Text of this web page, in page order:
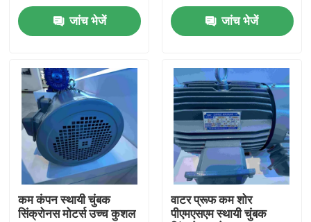
गुणवत्ता नियंत्रण
संपर्क करें
एक उद्धरण का अनुरोध करें
उच्च दक्षता वाली इलेक्ट्रिक मोटर
सिंगल फेज इलेक्ट्रिक मोटर्स
जांच भेजें जांच भेजें
कम कंपन स्थायी चुंबक
सिंक्रोनस मोटर्स उच्च कुशल
वाटर प्रूफ कम शोर
पीएमएसएम स्थायी चुंबक